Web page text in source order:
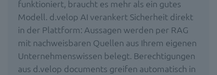
funktioniert, braucht es mehr als ein gutes
Modell. d.velop AI verankert Sicherheit direkt
in der Plattform: Aussagen werden per RAG
mit nachweisbaren Quellen aus Ihrem eigenen
Unternehmenswissen belegt. Berechtigungen
aus d.velop documents greifen automatisch in